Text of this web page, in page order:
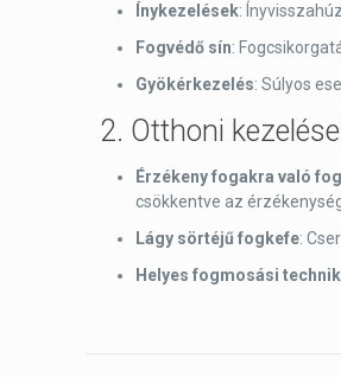
Ínykezelések:
Fogvédő sín:
Gyökérkezelés: Súlyos
2. Otthoni
Érzékeny fogakra való
csökkentve az
Lágy sörtéjű fogkefe:
Helyes fogmosási